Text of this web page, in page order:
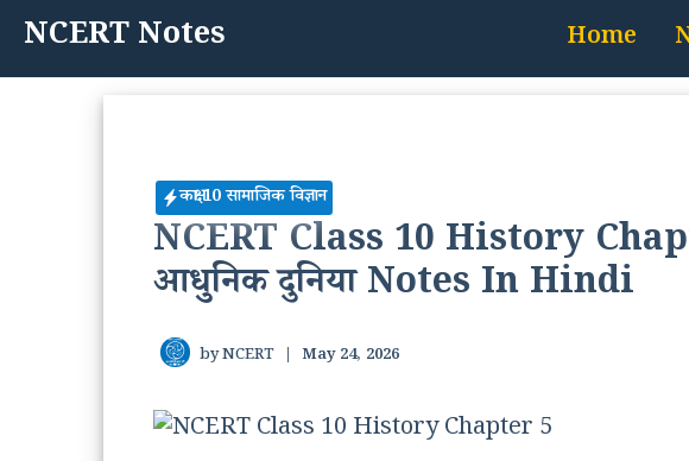
SkipNCERT Notes Home
कक्षा 10 सामाजिक विज्ञान
NCERT Class 10 History
आधुनिक दुनिया Notes In Hindi
byNCERT | May 24, 2026